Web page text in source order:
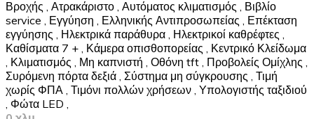
Βροχής Ατρακάριστο Αυτόματος κλιματισμός
Βιβλίο
service
Εγγύηση Ελληνικής Αντιπροσωπείας
Επέκταση
εγγύησης
Ηλεκτρικά παράθυρα Ηλεκτρικοί καθρέφτες
Καθίσματα 7 + Κάμερα οπισθοπορείας
Κεντρικό Κλείδωμα
Κλιματισμός Μη καπνιστή Οθόνη tft Προβολείς Ομίχλης
Συρόμενη πόρτα δεξιά Σύστημα μη σύγκρουσης Τιμή
χωρίς ΦΠΑ Τιμόνι πολλών χρήσεων Υπολογιστής ταξιδιού
Φώτα LED